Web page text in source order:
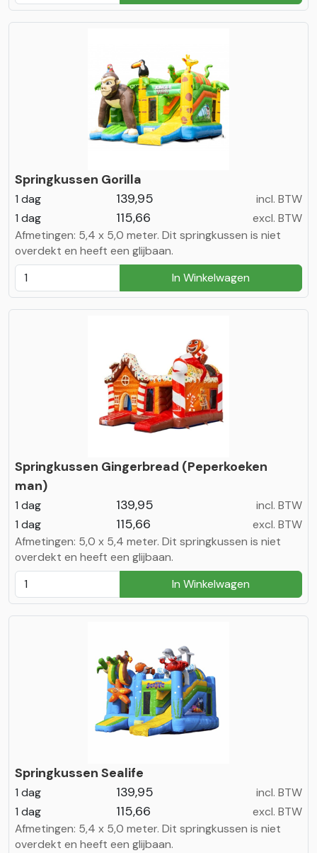
Springkussen Gorilla
1 dag 139,95
incl. BTW
1 dag
115,66
excl. BTW
Afmetingen: 5,4 x 5,0 meter. Dit springkussen is niet
overdekt en heeft een glijbaan.
In Winkelwagen
Springkussen Gingerbread (Peperkoeken
man)
1 dag 139,95
incl. BTW
1 dag
115,66
excl. BTW
Afmetingen: 5,0 x 5,4 meter. Dit springkussen is niet
overdekt en heeft een glijbaan.
In Winkelwagen
Springkussen Sealife
1 dag 139,95
incl. BTW
1 dag
115,66
excl. BTW
Afmetingen: 5,4 x 5,0 meter. Dit springkussen is niet
overdekt en heeft een glijbaan.